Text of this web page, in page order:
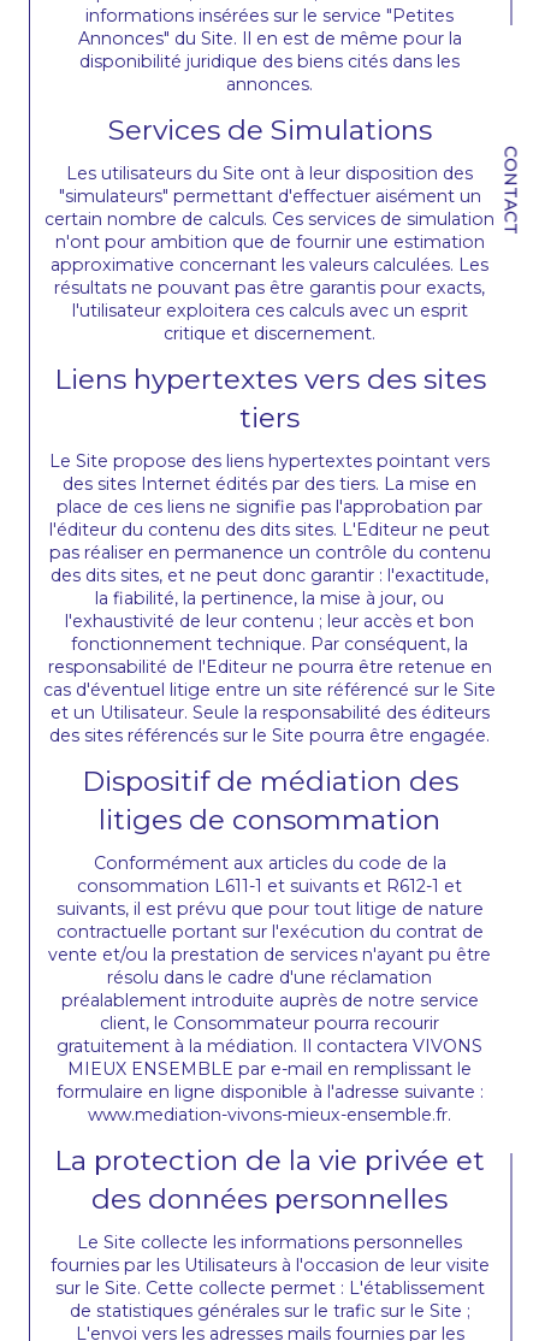
CONTACT
informations insérées sur le service "Petites
Annonces" du Site. Il en est de même pour la
disponibilité juridique des biens cités dans les
annonces.
Services de Simulations
Les utilisateurs du Site ont à leur disposition des
"simulateurs" permettant d'effectuer aisément un
certain nombre de calculs. Ces services de simulation
n'ont pour ambition que de fournir une estimation
approximative concernant les valeurs calculées. Les
résultats ne pouvant pas être garantis pour exacts,
l'utilisateur exploitera ces calculs avec un esprit
critique et discernement.
Liens hypertextes vers des sites
tiers
Le Site propose des liens hypertextes pointant vers
des sites Internet édités par des tiers. La mise en
place de ces liens ne signifie pas l'approbation par
l'éditeur du contenu des dits sites. L'Editeur ne peut
pas réaliser en permanence un contrôle du contenu
des dits sites, et ne peut donc garantir : l'exactitude,
la fiabilité, la pertinence, la mise à jour, ou
l'exhaustivité de leur contenu ; leur accès et bon
fonctionnement technique. Par conséquent, la
responsabilité de l'Editeur ne pourra être retenue en
cas d'éventuel litige entre un site référencé sur le Site
et un Utilisateur. Seule la responsabilité des éditeurs
des sites référencés sur le Site pourra être engagée.
Dispositif de médiation des
litiges de consommation
Conformément aux articles du code de la
consommation L611-1 et suivants et R612-1 et
suivants, il est prévu que pour tout litige de nature
contractuelle portant sur l'exécution du contrat de
vente et/ou la prestation de services n'ayant pu être
résolu dans le cadre d'une réclamation
préalablement introduite auprès de notre service
client, le Consommateur pourra recourir
gratuitement à la médiation. Il contactera VIVONS
MIEUX ENSEMBLE par e-mail en remplissant le
formulaire en ligne disponible à l'adresse suivante :
www.mediation-vivons-mieux-ensemble.fr.
La protection de la vie privée et
des données personnelles
Le Site collecte les informations personnelles
fournies par les Utilisateurs à l'occasion de leur visite
sur le Site. Cette collecte permet : L'établissement
de statistiques générales sur le trafic sur le Site ;
L'envoi vers les adresses mails fournies par les